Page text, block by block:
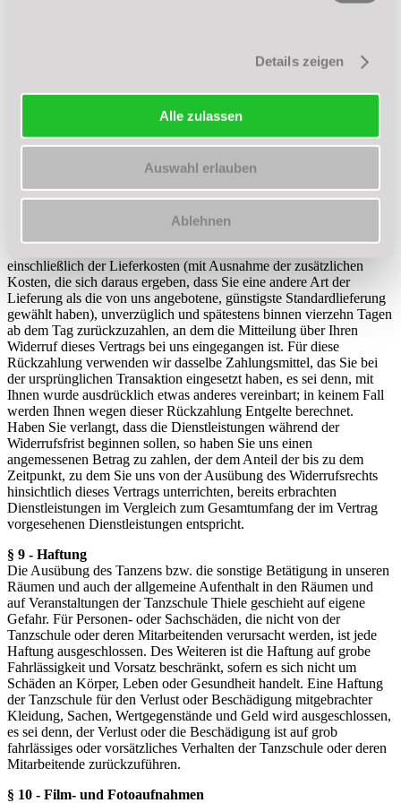
Details zeigen
Alle zulassen
Auswahl erlauben
Ablehnen
Sie haben das Recht, binnen 14 Tagen ohne Angabe von Gründen
diesen Vertrag zu widerrufen. Die Widerrufsfrist beträgt 14 Tage ab
58239 Schwerte, E-Mail: info@tanzschule-thiele.de, mittels einer
eindeutigen Erklärung (z.B. ein mit der Post versandter Brief,
Telefax oder E-Mail) über Ihren Entschluss, diesen Vertrag zu
widerrufen, informieren. Sie können das beigefügte Muster-
Widerrufsformular verwenden, was jedoch nicht vorgeschrieben ist.
Zur Wahrung der Widerrufsfrist reicht es aus, dass Sie die Mitteilung
über die Ausübung des Widerrufsrechts vor Ablauf der
einschließlich der Lieferkosten (mit Ausnahme der zusätzlichen
Kosten, die sich daraus ergeben, dass Sie eine andere Art der
Lieferung als die von uns angebotene, günstigste Standardlieferung
gewählt haben), unverzüglich und spätestens binnen vierzehn Tagen
ab dem Tag zurückzuzahlen, an dem die Mitteilung über Ihren
Widerruf dieses Vertrags bei uns eingegangen ist. Für diese
Rückzahlung verwenden wir dasselbe Zahlungsmittel, das Sie bei
der ursprünglichen Transaktion eingesetzt haben, es sei denn, mit
Ihnen wurde ausdrücklich etwas anderes vereinbart; in keinem Fall
werden Ihnen wegen dieser Rückzahlung Entgelte berechnet.
Haben Sie verlangt, dass die Dienstleistungen während der
Widerrufsfrist beginnen sollen, so haben Sie uns einen
angemessenen Betrag zu zahlen, der dem Anteil der bis zu dem
Zeitpunkt, zu dem Sie uns von der Ausübung des Widerrufsrechts
hinsichtlich dieses Vertrags unterrichten, bereits erbrachten
Dienstleistungen im Vergleich zum Gesamtumfang der im Vertrag
vorgesehenen Dienstleistungen entspricht.
§ 9 - Haftung
Die Ausübung des Tanzens bzw. die sonstige Betätigung in unseren
Räumen und auch der allgemeine Aufenthalt in den Räumen und
auf Veranstaltungen der Tanzschule Thiele geschieht auf eigene
Gefahr. Für Personen- oder Sachschäden, die nicht von der
Tanzschule oder deren Mitarbeitenden verursacht werden, ist jede
Haftung ausgeschlossen. Des Weiteren ist die Haftung auf grobe
Fahrlässigkeit und Vorsatz beschränkt, sofern es sich nicht um
Schäden an Körper, Leben oder Gesundheit handelt. Eine Haftung
der Tanzschule für den Verlust oder Beschädigung mitgebrachter
Kleidung, Sachen, Wertgegenstände und Geld wird ausgeschlossen,
es sei denn, der Verlust oder die Beschädigung ist auf grob
fahrlässiges oder vorsätzliches Verhalten der Tanzschule oder deren
Mitarbeitende zurückzuführen.
§ 10 - Film- und Fotoaufnahmen